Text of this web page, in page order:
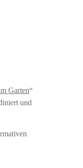
Garten“
und